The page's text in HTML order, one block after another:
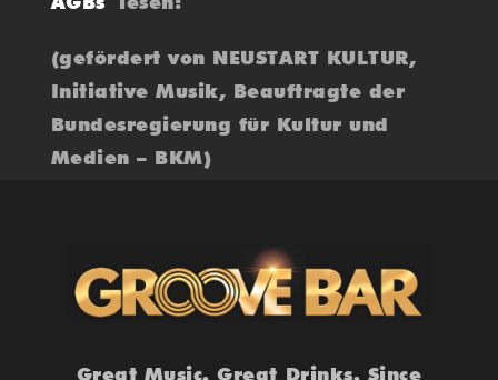
(gefördert von NEUSTART KULTUR,
Initiative Musik, Beauftragte der
Bundesregierung für Kultur und
Medien – BKM)
Great Music. Great Drinks. Since